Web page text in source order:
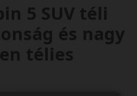
5 SUV téli
és nagy
télies